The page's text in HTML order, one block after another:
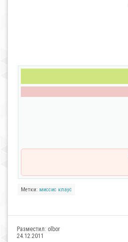
Метки: миссис клаус
Разместил: olbor
24.12.2011